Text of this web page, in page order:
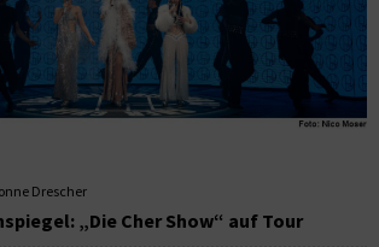
Drescher
„Die Cher Show“ auf Tour